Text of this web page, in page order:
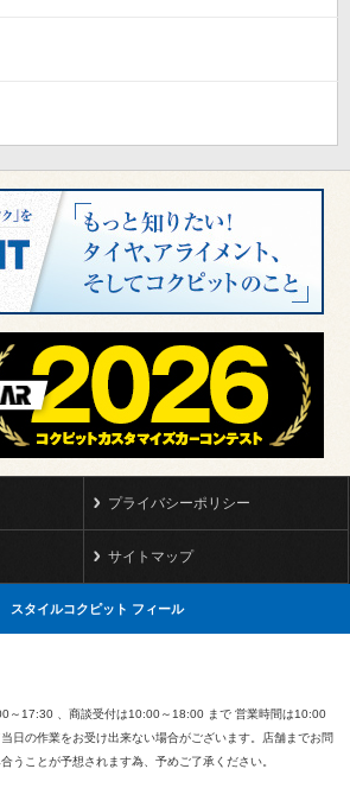
プライバシーポリシー
サイトマップ
スタイルコクピット フィール
～17:30 、商談受付は10:00～18:00 まで 営業時間は10:00
日の作業をお受け出来ない場合がございます。店舗までお問
うことが予想されます為、予めご了承ください。